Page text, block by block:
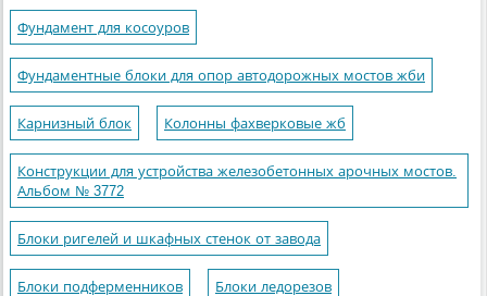
Фундамент для косоуров
Фундаментные блоки для опор автодорожных мостов жби
Карнизный блок Колонны фахверковые жб
Конструкции для устройства железобетонных арочных мостов.
Альбом № 3772
Блоки ригелей и шкафных стенок от завода
Блоки подферменников Блоки ледорезов